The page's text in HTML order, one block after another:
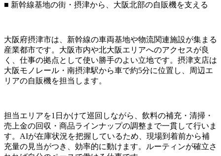
■ 新幹線基地の街・摂津から、大阪北部の自販機を支える
大阪府摂津市は、新幹線の車両基地や物流関連施設が集まる
産業都市です。大阪市内や北大阪エリアへのアクセスが良
く、仕事の拠点として使い勝手のよい立地です。摂津支店は
大阪モノレール・南摂津駅から車で約5分に位置し、周辺エ
リアの自販機を担当します。
担当エリアを1日かけて巡回しながら、飲料の補充・清掃・
売上金の回収・商品ラインナップの調整まで一貫して行いま
す。AIが在庫状況を把握しているため、現場到着前から補
充量の見当がつき、効率的に動けます。ルーティンが確立さ